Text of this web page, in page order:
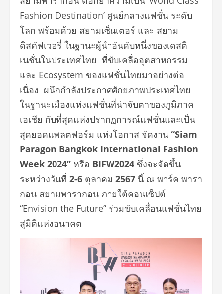
Fashion Destination’ ศูนย์กลางแฟชั่น ระดับ
โลก พร้อมด้วย สยามเซ็นเตอร์ และ สยาม
ดิสคัฟเวอรี่ ในฐานะผู้นำอันดับหนึ่งของเดสติ
เนชั่นในประเทศไทย ที่ขับเคลื่ออุตสาหกรรม
และ Ecosystem ของแฟชั่นไทยมาอย่างต่อ
เนื่อง ผนึกกำลังประกาศศักยภาพประเทศไทย
ในฐานะเมืองแห่งแฟชั่นที่น่าจับตาของภูมิภาค
เอเชีย กับที่สุดแห่งปรากฏการณ์แฟชั่นและเป็น
สุดยอดแพลตฟอร์ม แห่งโอกาส จัดงาน “Siam
Paragon Bangkok International Fashion
Week 2024” หรือ BIFW2024 ซึ่งจะจัดขึ้น
ระหว่างวันที่ 2-6 ตุลาคม 2567 นี้ ณ พาร์ค พารา
กอน สยามพารากอน ภายใต้คอนเซ็ปต์
“Envision the Future” ร่วมขับเคลื่อนแฟชั่นไทย
สู่มิติแห่งอนาคต